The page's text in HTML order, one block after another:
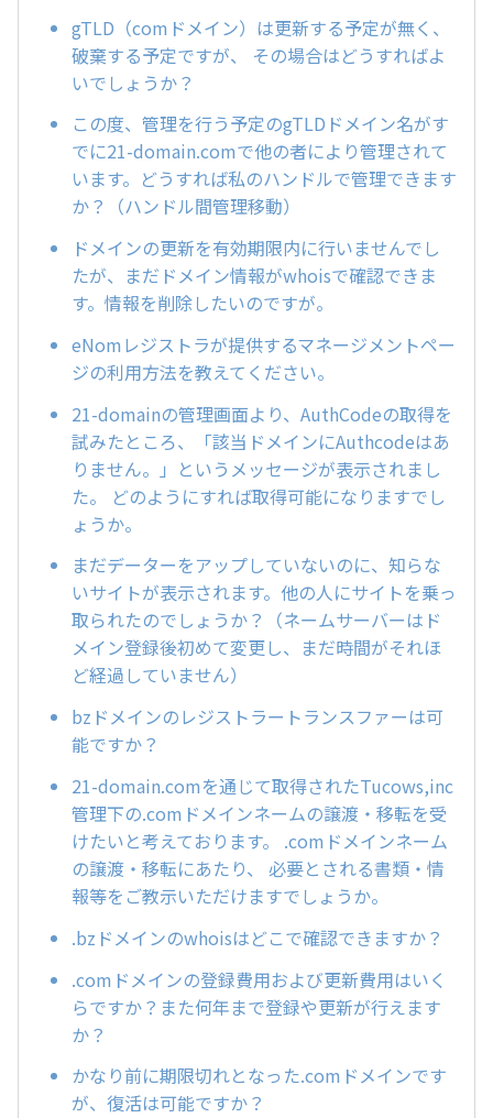
gTLD（comドメイン）は更新する予定が無く、
破棄する予定ですが、 その場合はどうすればよ
いでしょうか？
この度、管理を行う予定のgTLDドメイン名がす
でに21-domain.comで他の者により管理されて
います。どうすれば私のハンドルで管理できます
か？（ハンドル間管理移動）
ドメインの更新を有効期限内に行いませんでし
たが、まだドメイン情報がwhoisで確認できま
す。情報を削除したいのですが。
eNomレジストラが提供するマネージメントペー
ジの利用方法を教えてください。
21-domainの管理画面より、AuthCodeの取得を
試みたところ、「該当ドメインにAuthcodeはあ
りません。」というメッセージが表示されまし
た。 どのようにすれば取得可能になりますでし
ょうか。
まだデーターをアップしていないのに、知らな
いサイトが表示されます。他の人にサイトを乗っ
取られたのでしょうか？（ネームサーバーはド
メイン登録後初めて変更し、まだ時間がそれほ
ど経過していません）
bzドメインのレジストラートランスファーは可
能ですか？
21-domain.comを通じて取得されたTucows,inc
管理下の.comドメインネームの譲渡・移転を受
けたいと考えております。 .comドメインネーム
の譲渡・移転にあたり、 必要とされる書類・情
報等をご教示いただけますでしょうか。
.bzドメインのwhoisはどこで確認できますか？
.comドメインの登録費用および更新費用はいく
らですか？また何年まで登録や更新が行えます
か？
かなり前に期限切れとなった.comドメインです
が、復活は可能ですか？